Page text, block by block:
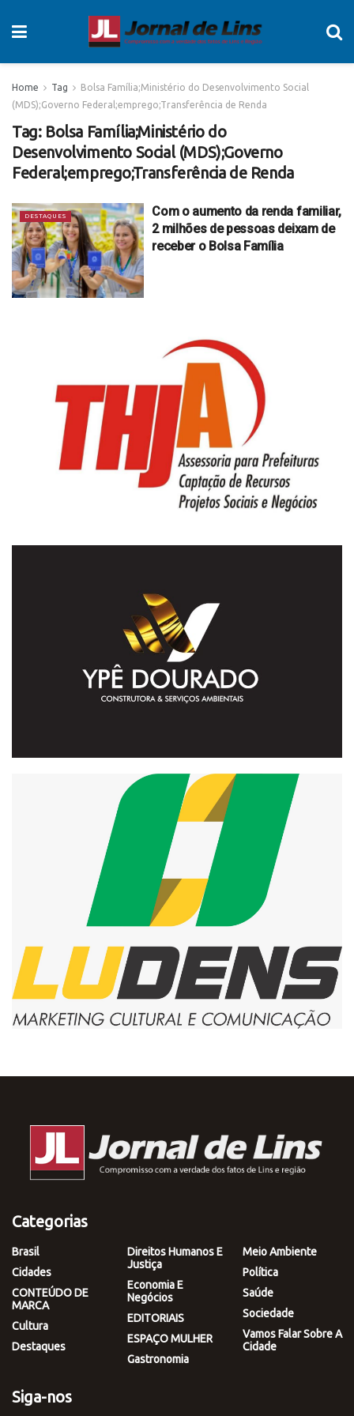
Home Tag
Bolsa Família;Ministério do Desenvolvimento Social
(MDS);Governo Federal;emprego;Transferência de Renda
Tag: Bolsa Família;Ministério do
Desenvolvimento Social (MDS);Governo
Federal;emprego;Transferência de Renda
DESTAQUES
Com o aumento da renda familiar,
2 milhões de pessoas deixam de
receber o Bolsa Família
Categorias
Brasil
Cidades
CONTEÚDO DE
MARCA
Cultura
Destaques
Direitos Humanos E
Justiça
Economia E
Negócios
EDITORIAIS
ESPAÇO MULHER
Gastronomia
Meio Ambiente
Política
Saúde
Sociedade
Vamos Falar Sobre A
Cidade
Siga-nos